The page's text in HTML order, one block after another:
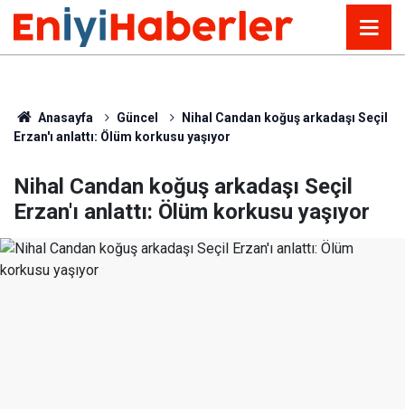
Anasayfa Güncel
Nihal Candan koğuş arkadaşı Seçil
Erzan'ı anlattı: Ölüm korkusu yaşıyor
Nihal Candan koğuş arkadaşı Seçil
Erzan'ı anlattı: Ölüm korkusu yaşıyor